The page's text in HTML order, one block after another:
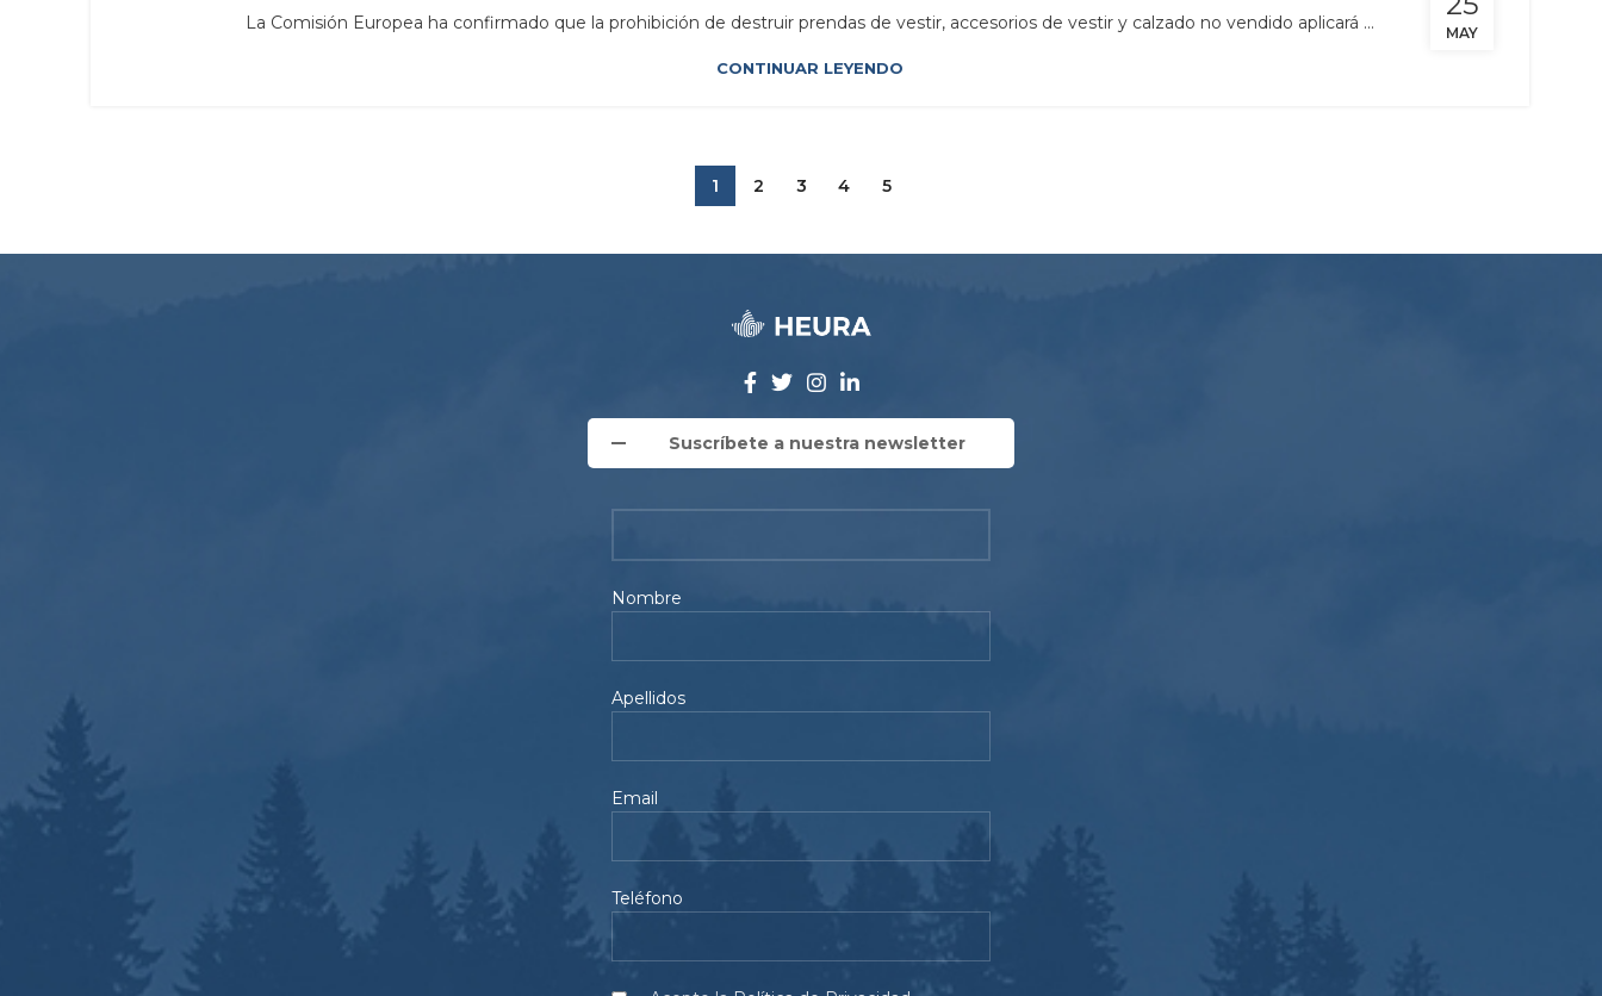
MAY
La Comisión Europea ha confirmado que la prohibición de destruir prendas de vestir, accesorios de vestir y calzado no vendido aplicará ...
CONTINUAR LEYENDO
1 2 3 4 5
Suscríbete a nuestra newsletter
Nombre
Apellidos
Email
Teléfono